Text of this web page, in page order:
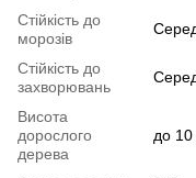
Стійкість до
морозів
Стійкість до
захворювань
Висота
дорослого
дерева
до